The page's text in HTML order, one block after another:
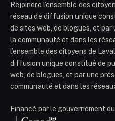
Rejoindre l’ensemble des
réseau de diffusion unique
de sites web, de blogues, et
la communauté et dans les
l’ensemble des citoyens de
diffusion unique constitué de
web, de blogues, et par une
communauté et dans les
Financé par le gouvernement